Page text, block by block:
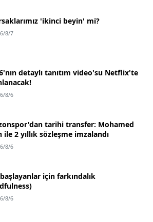
'ikinci beyin' mi?
8/7
detaylı tanıtım video'su Netflix'te
8/6
tarihi transfer: Mohamed
ile 2 yıllık sözleşme imzalandı
8/6
için farkındalık
8/6